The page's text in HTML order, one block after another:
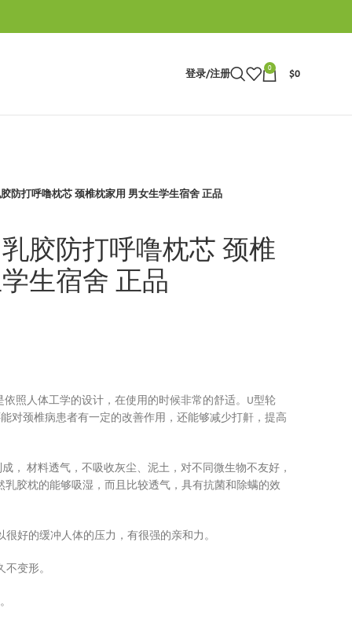
登录/注册
0
$0
防打呼噜枕芯 颈椎枕家用 男女生学生宿舍 正品
胶防打呼噜枕芯 颈椎
生宿舍 正品
依照人体工学的设计，在使用的时候非常的舒适。U型轮
对颈椎病患者有一定的改善作用，还能够减少打鼾，提高
， 材料透气，不吸收灰尘、泥土，对不同微生物不友好，
乳胶枕的能够吸湿，而且比较透气，具有抗菌和除螨的效
好的缓冲人体的压力，有很强的亲和力。
变形。